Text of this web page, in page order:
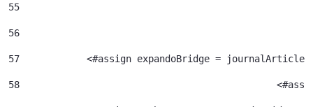
55
56
57
<#assign expandoBridge =
58